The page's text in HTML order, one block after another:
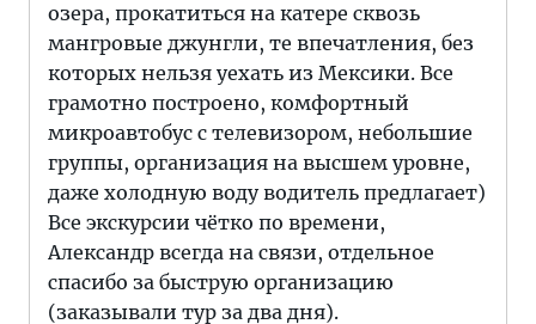
озера, прокатиться на катере сквозь
мангровые джунгли, те впечатления, без
которых нельзя уехать из Мексики. Все
грамотно построено, комфортный
микроавтобус с телевизором, небольшие
группы, организация на высшем уровне,
даже холодную воду водитель предлагает)
Все экскурсии чётко по времени,
Александр всегда на связи, отдельное
спасибо за быструю организацию
(заказывали тур за два дня).